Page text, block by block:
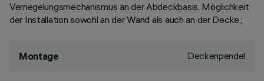
Verriegelungsmechanismus an der Abdeckbasis. Möglichkeit
der Installation sowohl an der Wand als auch an der Decke.;
Montage Deckenpendel